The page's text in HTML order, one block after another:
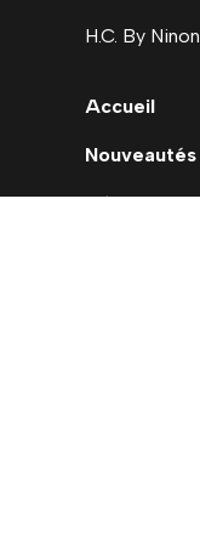
H.C. By Ninon
Accueil
Nouveautés
Déstockage